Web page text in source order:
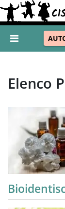
Elenco